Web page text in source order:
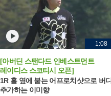
1:08
[아버딘 스탠다드 인베스트먼트
레이디스 스코티시 오픈]
1R 홀 옆에 붙는 어프로치샷으로 버디
추가하는 이미향